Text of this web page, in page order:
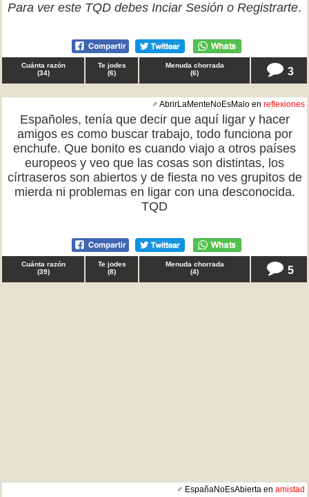
Para ver este TQD debes Inciar Sesión o Registrarte.
Cuánta razón
(34)
Te jodes
(6)
Menuda chorrada
(6) 3
♂ AbrirLaMenteNoEsMalo en reflexiones
Españoles, tenía que decir que aquí ligar y hacer
amigos es como buscar trabajo, todo funciona por
enchufe. Que bonito es cuando viajo a otros países
europeos y veo que las cosas son distintas, los
círtraseros son abiertos y de fiesta no ves grupitos de
mierda ni problemas en ligar con una desconocida.
TQD
Cuánta razón
(39)
Te jodes
(8)
Menuda chorrada
(4) 5
♂ EspañaNoEsAbierta en amistad